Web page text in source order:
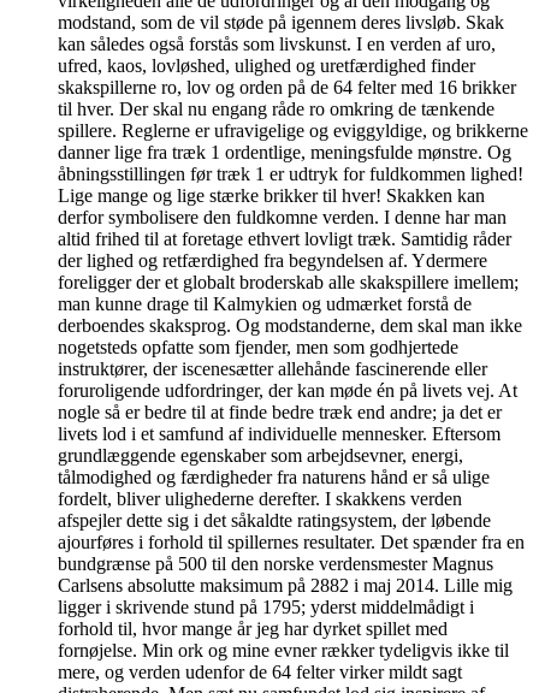
modstand, som de vil støde på igennem deres livsløb. Skak
kan således også forstås som livskunst. I en verden af uro,
ufred, kaos, lovløshed, ulighed og uretfærdighed finder
skakspillerne ro, lov og orden på de 64 felter med 16 brikker
til hver. Der skal nu engang råde ro omkring de tænkende
spillere. Reglerne er ufravigelige og eviggyldige, og brikkerne
danner lige fra træk 1 ordentlige, meningsfulde mønstre. Og
åbningsstillingen før træk 1 er udtryk for fuldkommen lighed!
Lige mange og lige stærke brikker til hver! Skakken kan
derfor symbolisere den fuldkomne verden. I denne har man
altid frihed til at foretage ethvert lovligt træk. Samtidig råder
der lighed og retfærdighed fra begyndelsen af. Ydermere
foreligger der et globalt broderskab alle skakspillere imellem;
man kunne drage til Kalmykien og udmærket forstå de
derboendes skaksprog. Og modstanderne, dem skal man ikke
nogetsteds opfatte som fjender, men som godhjertede
instruktører, der iscenesætter allehånde fascinerende eller
foruroligende udfordringer, der kan møde én på livets vej. At
nogle så er bedre til at finde bedre træk end andre; ja det er
livets lod i et samfund af individuelle mennesker. Eftersom
grundlæggende egenskaber som arbejdsevner, energi,
tålmodighed og færdigheder fra naturens hånd er så ulige
fordelt, bliver ulighederne derefter. I skakkens verden
afspejler dette sig i det såkaldte ratingsystem, der løbende
ajourføres i forhold til spillernes resultater. Det spænder fra en
bundgrænse på 500 til den norske verdensmester Magnus
Carlsens absolutte maksimum på 2882 i maj 2014. Lille mig
ligger i skrivende stund på 1795; yderst middelmådigt i
forhold til, hvor mange år jeg har dyrket spillet med
fornøjelse. Min ork og mine evner rækker tydeligvis ikke til
mere, og verden udenfor de 64 felter virker mildt sagt